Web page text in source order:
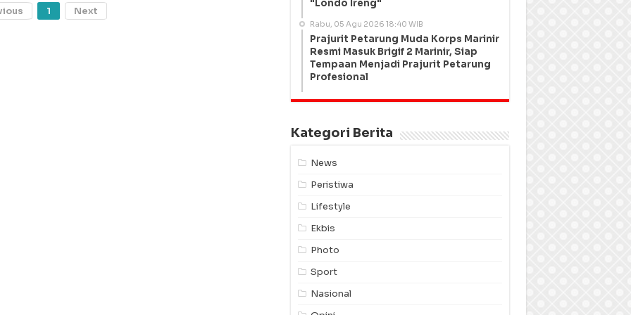
1 Next
"Londo Ireng"
Rabu, 05 Agu 2026 18:40 WIB
Prajurit Petarung Muda Korps Marinir
Resmi Masuk Brigif 2 Marinir, Siap
Tempaan Menjadi Prajurit Petarung
Profesional
Kategori Berita
News
Peristiwa
Lifestyle
Ekbis
Photo
Sport
Nasional